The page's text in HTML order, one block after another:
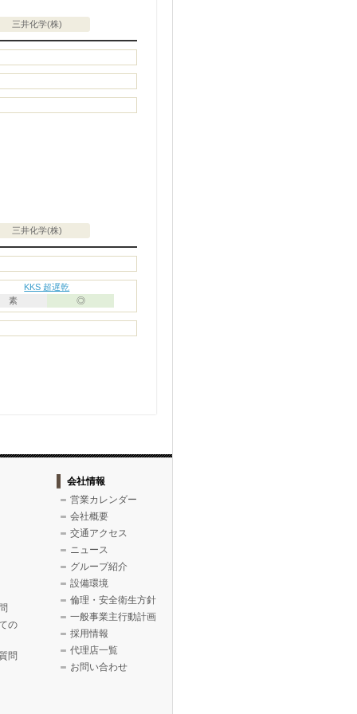
三井化学(株)
三井化学(株)
KKS 超遅乾
素
◎
の
問
会社情報
営業カレンダー
会社概要
交通アクセス
ニュース
グループ紹介
設備環境
倫理・安全衛生方針
一般事業主行動計画
採用情報
代理店一覧
お問い合わせ